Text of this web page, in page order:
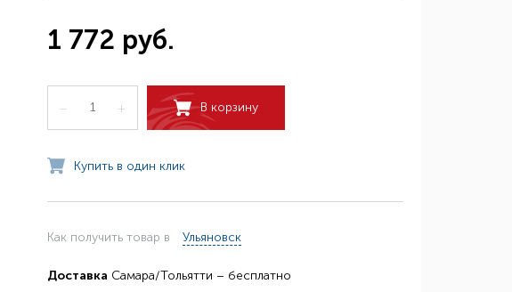
1 772 руб.
– + В корзину
Купить в один клик
Как получить товар в Ульяновск
Доставка Самара/Тольятти – бесплатно